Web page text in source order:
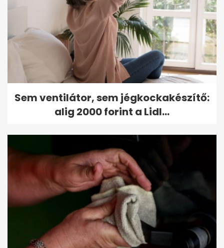
Sem ventilátor, sem jégkockakészítő:
alig 2000 forint a Lidl...